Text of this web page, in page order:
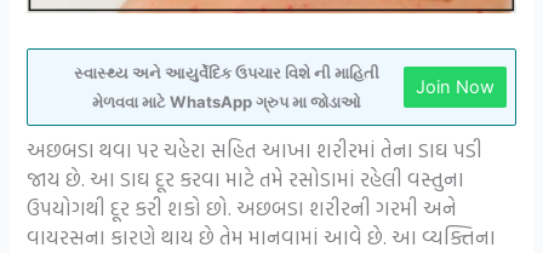
સ્વાસ્થ્ય અને આયુર્વેદિક ઉપચાર વિશે ની માહિતી
મેળવવા માટે WhatsApp ગ્રુપ મા જોડાઓ
Join Now
અછબડા થવા પર ચહેરા સહિત આખા શરીરમાં તેના ડાઘ પડી
જાય છે. આ ડાઘ દૂર કરવા માટે તમે રસોડામાં રહેલી વસ્તુના
ઉપયોગથી દૂર કરી શકો છો. અછબડા શરીરની ગરમી અને
વાયરસના કારણે થાય છે તેમ માનવામાં આવે છે. આ વ્યક્તિના